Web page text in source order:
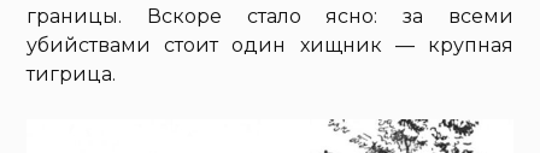
границы. Вскоре стало ясно: за всеми
убийствами стоит один хищник — крупная
тигрица.